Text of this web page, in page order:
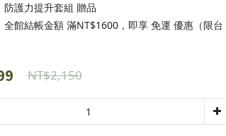
防護力提升套組 贈品
全館結帳金額 滿NT$1600，即享 免運 優惠（限台
NT$2,150